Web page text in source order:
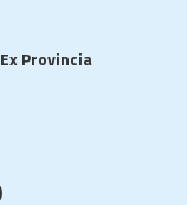
Provincia